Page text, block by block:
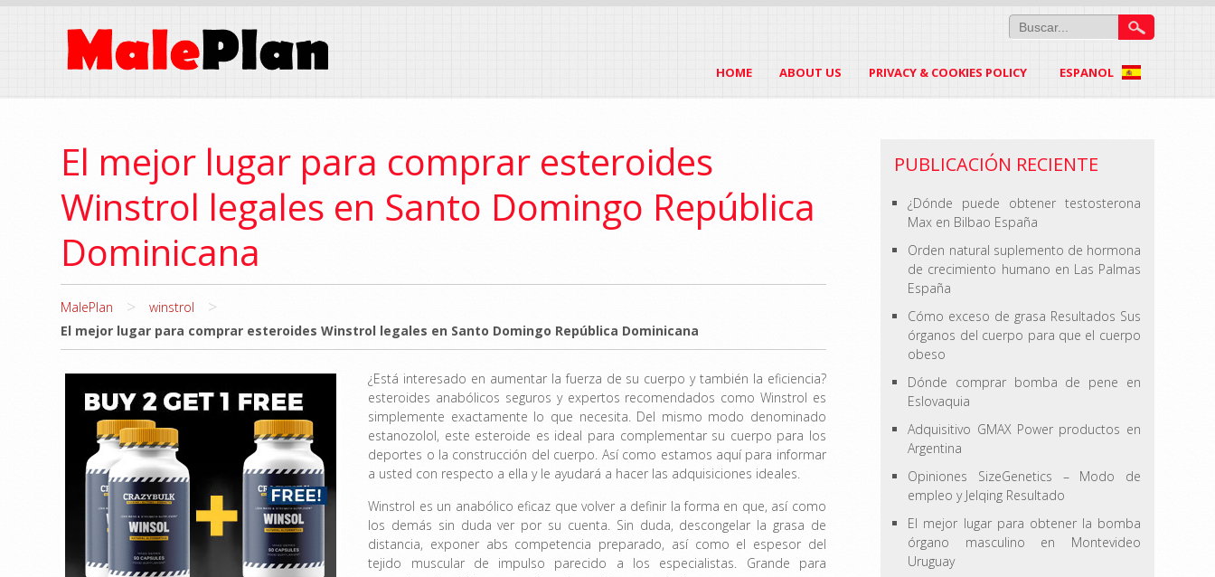
HOME ABOUT US PRIVACY & COOKIES POLICY ESPANOL
El mejor lugar para comprar esteroides
Winstrol legales en Santo Domingo República
Dominicana
MalePlan > winstrol >
El mejor lugar para comprar esteroides Winstrol legales en Santo Domingo República Dominicana
¿Está interesado en aumentar la fuerza de su cuerpo y también la eficiencia?
esteroides anabólicos seguros y expertos recomendados como Winstrol es
simplemente exactamente lo que necesita. Del mismo modo denominado
estanozolol, este esteroide es ideal para complementar su cuerpo para los
deportes o la construcción del cuerpo. Así como estamos aquí para informar
a usted con respecto a ella y le ayudará a hacer las adquisiciones ideales.
Winstrol es un anabólico eficaz que volver a definir la forma en que, así como
los demás sin duda ver por su cuenta. Sin duda, descongelar la grasa de
distancia, exponer abs competencia preparado, así como el espesor del
tejido muscular de impulso parecido a los especialistas. Grande para
PUBLICACIÓN RECIENTE
¿Dónde puede obtener testosterona
Max en Bilbao España
Orden natural suplemento de hormona
de crecimiento humano en Las Palmas
España
Cómo exceso de grasa Resultados Sus
órganos del cuerpo para que el cuerpo
obeso
Dónde comprar bomba de pene en
Eslovaquia
Adquisitivo GMAX Power productos en
Argentina
Opiniones SizeGenetics – Modo de
empleo y Jelqing Resultado
El mejor lugar para obtener la bomba
órgano masculino en Montevideo
Uruguay